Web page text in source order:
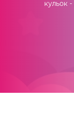
кульок-